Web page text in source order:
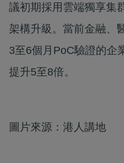
議初期採用雲端獨享集
架構升級。當前金融、
3至6個月PoC驗證的企
提升5至8倍。
圖片來源：港人講地